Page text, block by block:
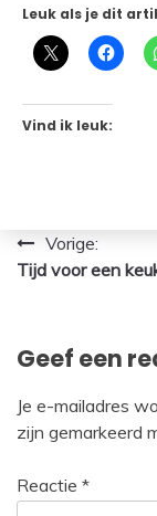
Leuk als je dit
Vind ik leuk:
Bericht
navigatie
Vorige:
Tijd voor een
Geef een
Je e-mailadres
zijn gemarkeerd
Reactie *